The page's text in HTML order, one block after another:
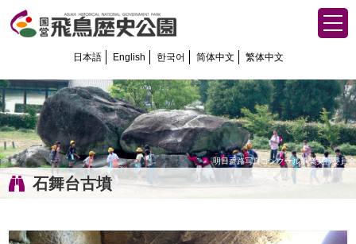
日本語 English 한국어 简体中文 繁体中文
石舞台古墳
明日香路写真コンクール事業実行委員会